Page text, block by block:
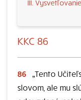
III.
KKC 86
86 „Tento
slovom, ale mu